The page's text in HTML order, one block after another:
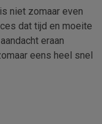
niet zomaar even
dat tijd en moeite
eraan
eens heel snel